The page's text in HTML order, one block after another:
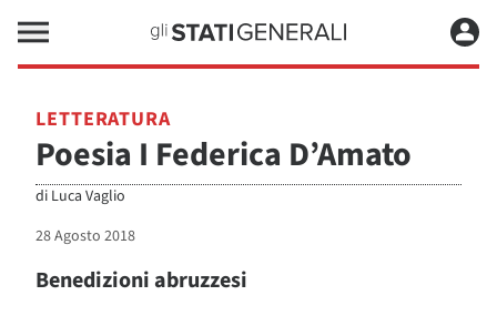
LETTERATURA
Poesia I Federica D’Amato
di Luca Vaglio
28 Agosto 2018
Benedizioni abruzzesi